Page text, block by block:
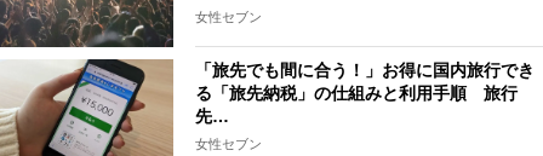
女性セブン
「旅先でも間に合う！」お得に国内旅行でき
る「旅先納税」の仕組みと利用手順 旅行
先…
女性セブン